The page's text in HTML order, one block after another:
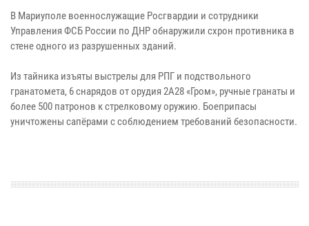
В Мариуполе военнослужащие Росгвардии и сотрудники
Управления ФСБ России по ДНР обнаружили схрон противника в
стене одного из разрушенных зданий.
Из тайника изъяты выстрелы для РПГ и подствольного
гранатомета, 6 снарядов от орудия 2А28 «Гром», ручные гранаты и
более 500 патронов к стрелковому оружию. Боеприпасы
уничтожены сапёрами с соблюдением требований безопасности.